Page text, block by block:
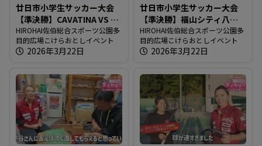
廿日市小学生サッカー大会
【準決勝】CAVATINA VS ク
レール広島
HIROHAI佐伯総合スポーツ公園多
目的広場こけらおとしイベント
2026年3月22日
廿日市小学生サッカー大会
【準決勝】福山シティ八幡
VS 安芸府中
HIROHAI佐伯総合スポーツ公園多
目的広場こけらおとしイベント
2026年3月22日